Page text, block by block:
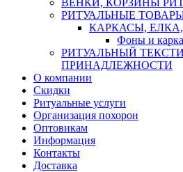
ВЕНКИ, КОРЗИНЫ
РИТУАЛЬНЫЕ
КАРКАСЫ,
Фоны и
РИТУАЛЬНЫЙ
ПРИНАДЛЕЖНОСТИ
О компании
Скидки
Ритуальные услуги
Организация похорон
Оптовикам
Информация
Контакты
Доставка